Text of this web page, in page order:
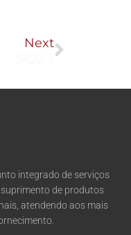
NextNext
integrado de serviços
de produtos
atendendo aos mais